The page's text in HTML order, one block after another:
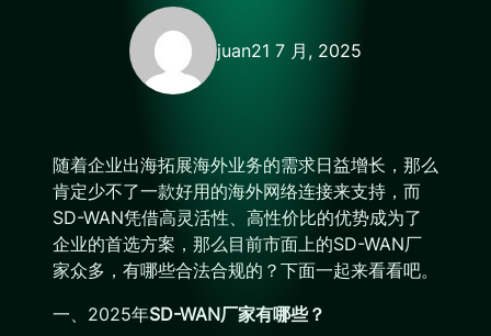
juan21 7 月, 2025
随着企业出海拓展海外业务的需求日益增长，那么
肯定少不了一款好用的海外网络连接来支持，而
SD-WAN凭借高灵活性、高性价比的优势成为了
企业的首选方案，那么目前市面上的SD-WAN厂
家众多，有哪些合法合规的？下面一起来看看吧。
一、2025年SD-WAN厂家有哪些？